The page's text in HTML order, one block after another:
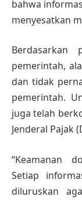
bahwa
menyesatkan
Berdasarkan
pemerintah,
dan tidak
pemerintah.
juga telah
Jenderal Pajak
“Keamanan
Setiap
diluruskan